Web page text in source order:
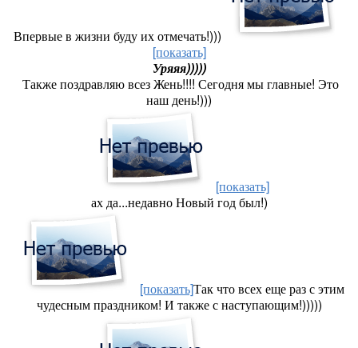
Впервые в жизни буду их отмечать!)))
[показать]
Уряяя)))))
Также поздравляю всез Жень!!!! Сегодня мы главные! Это
наш день!)))
[показать]
ах да...недавно Новый год был!)
[показать]Так что всех еще раз с этим
чудесным праздником! И также с наступающим!)))))